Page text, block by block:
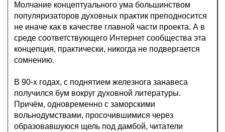
Молчание концептуального ума большинством
популяризаторов духовных практик преподносится
не иначе как в качестве главной части проекта. А в
среде соответствующего Интернет сообщества эта
концепция, практически, никогда не подвергается
сомнению.
В 90-х годах, с поднятием железнога занавеса
получился бум вокруг духовной литературы.
Причём, одновременно с заморскими
вольнодумствами, просочившимися через
образовавшуюся щель под дамбой, читатели